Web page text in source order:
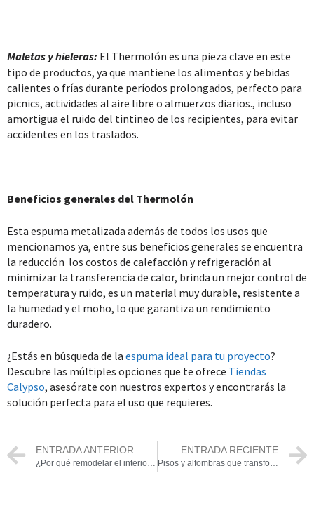
Maletas y hieleras: El Thermolón es una pieza clave en este
tipo de productos, ya que mantiene los alimentos y bebidas
calientes o frías durante períodos prolongados, perfecto para
picnics, actividades al aire libre o almuerzos diarios., incluso
amortigua el ruido del tintineo de los recipientes, para evitar
accidentes en los traslados.
Beneficios generales del Thermolón
Esta espuma metalizada además de todos los usos que
mencionamos ya, entre sus beneficios generales se encuentra
la reducción los costos de calefacción y refrigeración al
minimizar la transferencia de calor, brinda un mejor control de
temperatura y ruido, es un material muy durable, resistente a
la humedad y el moho, lo que garantiza un rendimiento
duradero.
¿Estás en búsqueda de la espuma ideal para tu proyecto?
Descubre las múltiples opciones que te ofrece Tiendas
Calypso, asesórate con nuestros expertos y encontrarás la
solución perfecta para el uso que requieres.
ENTRADA ANTERIOR
¿Por qué remodelar el interior de un carro?
ENTRADA RECIENTE
Pisos y alfombras que transformarán tu hogar